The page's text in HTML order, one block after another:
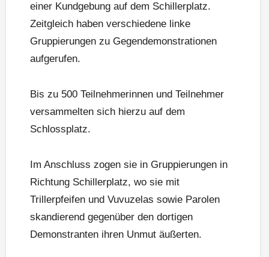
einer Kundgebung auf dem Schillerplatz.
Zeitgleich haben verschiedene linke
Gruppierungen zu Gegendemonstrationen
aufgerufen.
Bis zu 500 Teilnehmerinnen und Teilnehmer
versammelten sich hierzu auf dem
Schlossplatz.
Im Anschluss zogen sie in Gruppierungen in
Richtung Schillerplatz, wo sie mit
Trillerpfeifen und Vuvuzelas sowie Parolen
skandierend gegenüber den dortigen
Demonstranten ihren Unmut äußerten.